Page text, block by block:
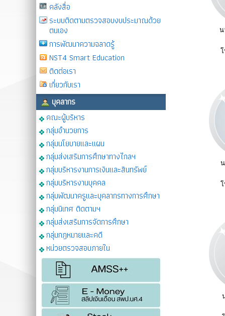
คลังสื่อ
ระบบติดตามตรวจสอบงบประมาณด้วย
ตนเอง
การพัฒนาความฉลาดรู้
NST4 Smart Education
ติดต่อเรา
เกี่ยวกับเรา
บุคลากร
คณะผู้บริหาร
กลุ่มอำนวยการ
กลุ่มนโยบายและแผน
กลุ่มส่งเสริมการศึกษาทางไกลฯ
กลุ่มบริหารงานการเงินและสินทรัพย์
กลุ่มบริหารงานบุคคล
กลุ่มพัฒนาครูและบุคลากรทางการศึกษา
กลุ่มนิเทศ ติดตามฯ
กลุ่มส่งเสริมการจัดการศึกษา
กลุ่มกฎหมายและคดี
หน่วยตรวจสอบภายใน
น